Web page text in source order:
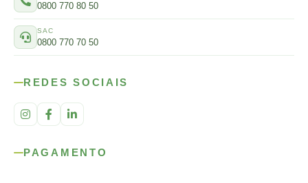
0800 770 80 50
SAC
0800 770 70 50
REDES SOCIAIS
PAGAMENTO